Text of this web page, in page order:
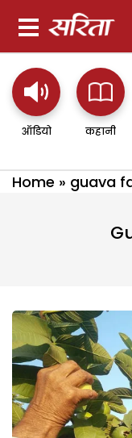
ऑडियो कहानी
Home » guava